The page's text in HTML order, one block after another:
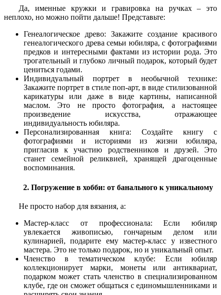
Да, именные кружки и гравировка на ручках – это
неплохо, но можно пойти дальше! Представьте:
Генеалогическое древо: Закажите создание красивого
генеалогического древа семьи юбиляра, с фотографиями
предков и интересными фактами из истории рода. Это
трогательный и глубоко личный подарок, который будет
цениться годами.
Индивидуальный портрет в необычной технике:
Закажите портрет в стиле поп-арт, в виде стилизованной
карикатуры или даже в виде картины, написанной
маслом. Это не просто фотография, а настоящее
произведение искусства, отражающее
индивидуальность юбиляра.
Персонализированная книга: Создайте книгу с
фотографиями и историями из жизни юбиляра,
пригласив к участию родственников и друзей. Это
станет семейной реликвией, хранящей драгоценные
воспоминания.
2. Погружение в хобби: от банального к уникальному
Не просто набор для вязания, а:
Мастер-класс от профессионала: Если юбиляр
увлекается живописью, гончарным делом или
кулинарией, подарите ему мастер-класс у известного
мастера. Это не только подарок, но и уникальный опыт.
Членство в тематическом клубе: Если юбиляр
коллекционирует марки, монеты или антиквариат,
подарком может стать членство в специализированном
клубе, где он сможет общаться с единомышленниками и